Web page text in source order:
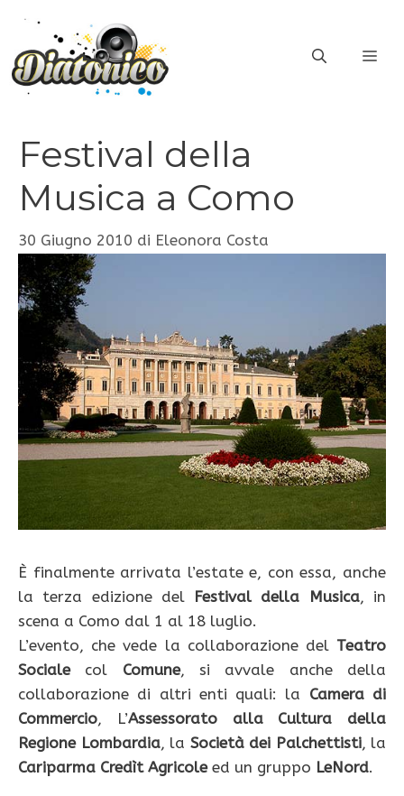
contenuto
Festival della
Musica a Como
30 Giugno 2010 di Eleonora Costa
È finalmente arrivata l’estate e, con essa, anche
la terza edizione del Festival della Musica, in
scena a Como dal 1 al 18 luglio.
L’evento, che vede la collaborazione del Teatro
Socialecol Comune, si avvale anche della
collaborazione di altri enti quali: la Camera di
Commercio, L’Assessorato alla Cultura della
Regione Lombardia, la Società dei Palchettisti, la
Cariparma Credìt Agricoleed un gruppo LeNord.